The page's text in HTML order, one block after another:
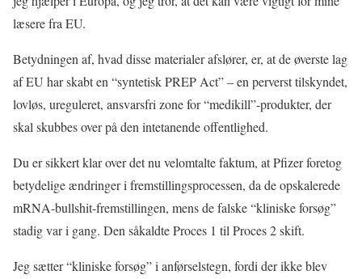
læsere fra EU.
Betydningen af, hvad disse materialer afslører, er, at de øverste lag
af EU har skabt en “syntetisk PREP Act” – en perverst tilskyndet,
lovløs, ureguleret, ansvarsfri zone for “medikill”-produkter, der
skal skubbes over på den intetanende offentlighed.
Du er sikkert klar over det nu velomtalte faktum, at Pfizer foretog
betydelige ændringer i fremstillingsprocessen, da de opskalerede
mRNA-bullshit-fremstillingen, mens de falske “kliniske forsøg”
stadig var i gang. Den såkaldte Proces 1 til Proces 2 skift.
Jeg sætter “kliniske forsøg” i anførselstegn, fordi der ikke blev